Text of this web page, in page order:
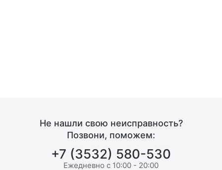
Не нашли свою неисправность?
Позвони, поможем:
+7 (3532) 580-530
Ежедневно с 10:00 - 20:00